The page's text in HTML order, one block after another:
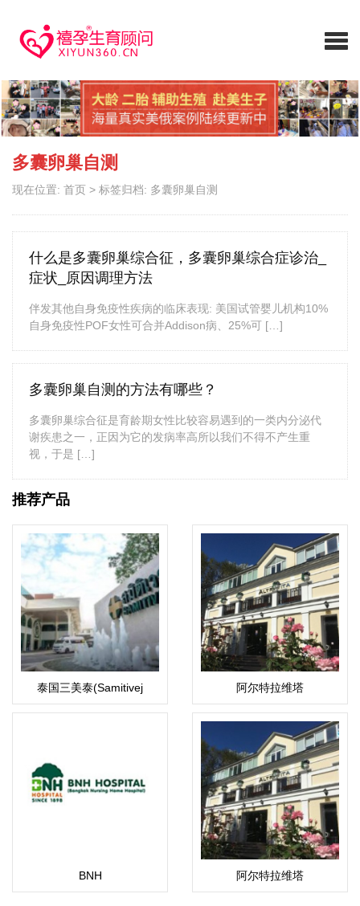
多囊卵巢自测
现在位置: 首页 > 标签归档: 多囊卵巢自测
什么是多囊卵巢综合征，多囊卵巢综合症诊治_
症状_原因调理方法
伴发其他自身免疫性疾病的临床表现: 美国试管婴儿机构10%
自身免疫性POF女性可合并Addison病、25%可 […]
多囊卵巢自测的方法有哪些？
多囊卵巢综合征是育龄期女性比较容易遇到的一类内分泌代
谢疾患之一，正因为它的发病率高所以我们不得不产生重
视，于是 […]
推荐产品
泰国三美泰(Samitivej
Hospital)
阿尔特拉维塔
BNH 阿尔特拉维塔